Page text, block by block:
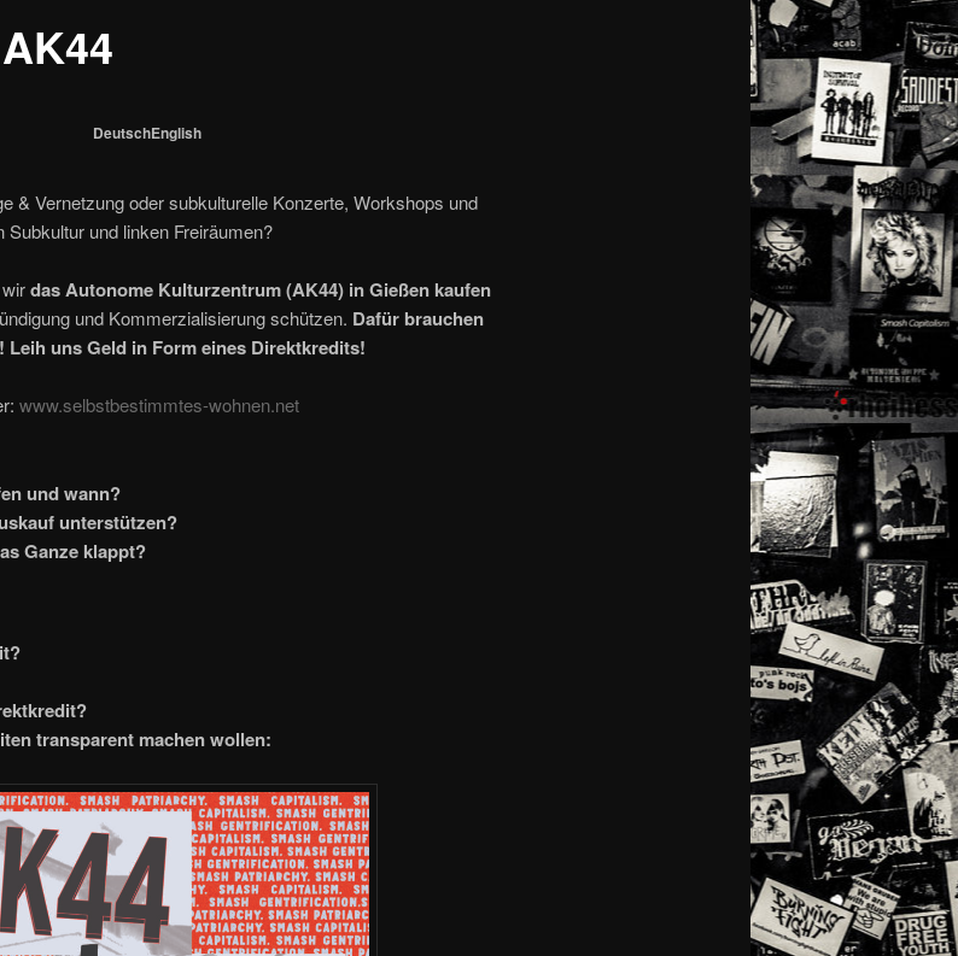
DeutschEnglish
& Vernetzung oder subkulturelle Konzerte, Workshops und
und linken Freiräumen?
das Autonome Kulturzentrum (AK44) in Gießen kaufen
und Kommerzialisierung schützen. Dafür brauchen
uns Geld in Form eines Direktkredits!
www.selbstbestimmtes-wohnen.net
und wann?
unterstützen?
Ganze klappt?
transparent machen wollen: